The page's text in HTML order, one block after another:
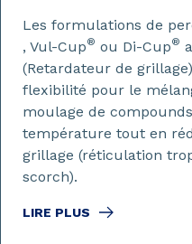
LIRE PLUS
Les formulations de
, Vul-Cup® ou Di-Cup®
(Retardateur de
flexibilité pour le
moulage de
température tout en
grillage (réticulation
scorch).